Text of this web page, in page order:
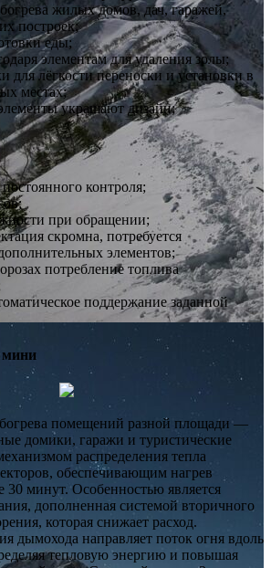
жилых домов, дач, гаражей,
построек;
еды;
элементам для удаления золы;
для лёгкости переноски и установки в
местах;
украшают дизайн;
контроля;
при обращении;
скромна, потребуется
элементов;
потребление топлива
поддержание заданной
мини
помещений разной площади —
домики, гаражи и туристические
распределения тепла
обеспечивающим нагрев
30 минут. Особенностью является
дополненная системой вторичного
которая снижает расход.
дымохода направляет поток огня вдоль
тепловую энергию и повышая